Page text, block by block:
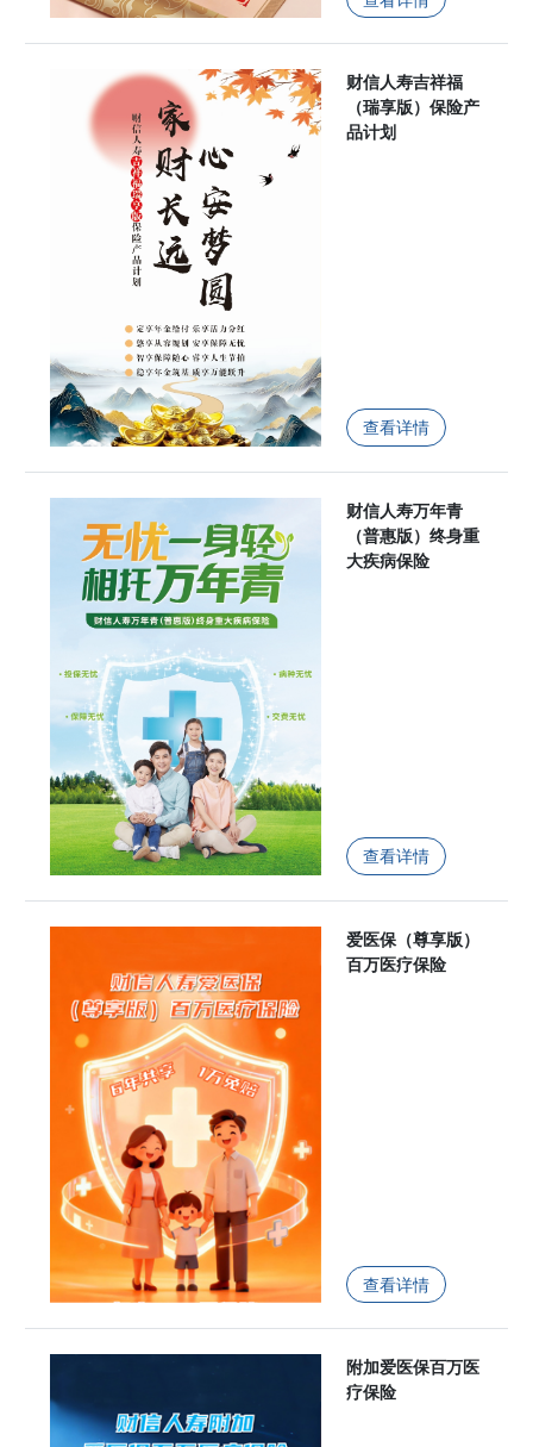
财信人寿吉祥福
（瑞享版）保险产
品计划
查看详情
财信人寿万年青
（普惠版）终身重
大疾病保险
查看详情
爱医保（尊享版）
百万医疗保险
查看详情
附加爱医保百万医
疗保险